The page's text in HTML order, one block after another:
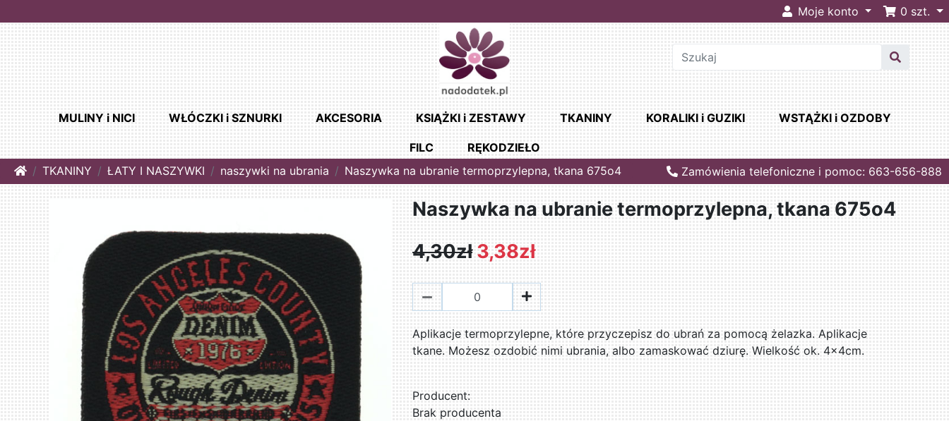
Moje konto 0 szt.
MULINY i NICI WŁÓCZKI i SZNURKI AKCESORIA KSIĄŻKI i ZESTAWY TKANINY KORALIKI i GUZIKI WSTĄŻKI i OZDOBY
FILC
RĘKODZIEŁO
HomeTKANINY ŁATY I NASZYWKI naszywki na ubrania Naszywka na ubranie termoprzylepna, tkana 675o4 Zamówienia telefoniczne i pomoc: 663-656-888
Naszywka na ubranie termoprzylepna, tkana 675o4
4,30zł 3,38zł
Aplikacje termoprzylepne, które przyczepisz do ubrań za pomocą żelazka. Aplikacje
tkane. Możesz ozdobić nimi ubrania, albo zamaskować dziurę. Wielkość ok. 4x4cm.
Producent:
Brak producenta